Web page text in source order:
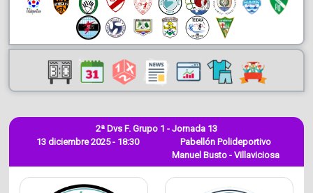
13 diciembre 2025 - 18:30
2ª Dvs F. Grupo 1 - Jornada 13
Pabellón Polideportivo
Manuel Busto - Villaviciosa